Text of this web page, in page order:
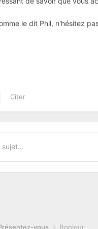
le dit Phil, n'hésitez
Citer
sujet…
vous Bonjour